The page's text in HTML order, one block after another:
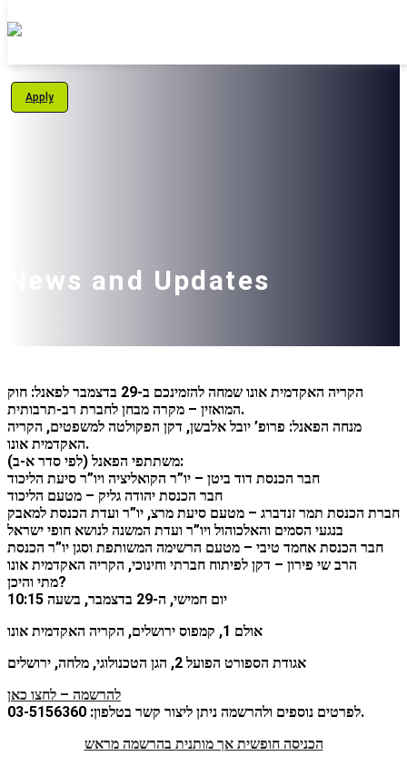
Support Us
עברית
عربيه
let's talk
Apply
News and Updates
הקריה האקדמית אונו שמחה להזמינכם ב-29 בדצמבר לפאנל: חוק
המואזין – מקרה מבחן לחברת רב-תרבותית.
מנחה הפאנל: פרופ’ יובל אלבשן, דקן הפקולטה למשפטים, הקריה
האקדמית אונו.
משתתפי הפאנל (לפי סדר א-ב):
חבר הכנסת דוד ביטן – יו”ר הקואליציה ויו”ר סיעת הליכוד
חבר הכנסת יהודה גליק – מטעם הליכוד
חברת הכנסת תמר זנדברג – מטעם סיעת מרצ, יו”ר ועדת הכנסת למאבק
בנגעי הסמים והאלכוהול ויו”ר ועדת המשנה לנושא חופי ישראל
חבר הכנסת אחמד טיבי – מטעם הרשימה המשותפת וסגן יו”ר הכנסת
הרב שי פירון – דקן לפיתוח חברתי וחינוכי, הקריה האקדמית אונו
מתי והיכן?
יום חמישי, ה-29 בדצמבר, בשעה 10:15
אולם 1, קמפוס ירושלים, הקריה האקדמית אונו
אגודת הספורט הפועל 2, הגן הטכנולוגי, מלחה, ירושלים
להרשמה – לחצו כאן
לפרטים נוספים ולהרשמה ניתן ליצור קשר בטלפון: 03-5156360.
הכניסה חופשית אך מותנית בהרשמה מראש